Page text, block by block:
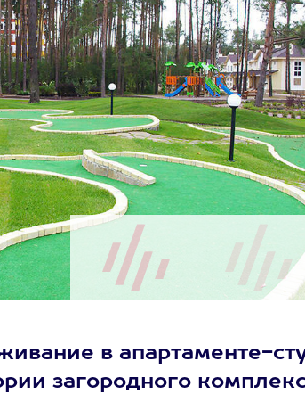
в апартаменте-
загородного